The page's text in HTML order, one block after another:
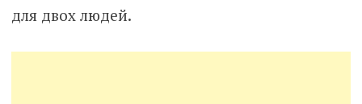
для двох людей.